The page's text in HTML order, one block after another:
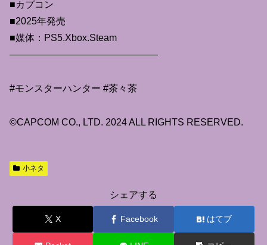
■カプコン
■2025年発売
■媒体：PS5.Xbox.Steam
———————————————–
#モンスターハンター #茶々茶​
©CAPCOM CO., LTD. 2024 ALL RIGHTS RESERVED.
小ネタ
シェアする
X Facebook はてブ